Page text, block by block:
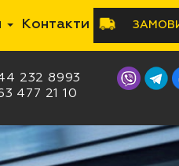
Контакти
232 8993
477 21 10